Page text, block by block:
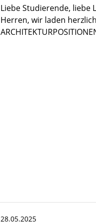
Liebe Studierende, liebe
Herren, wir laden
28.05.2025